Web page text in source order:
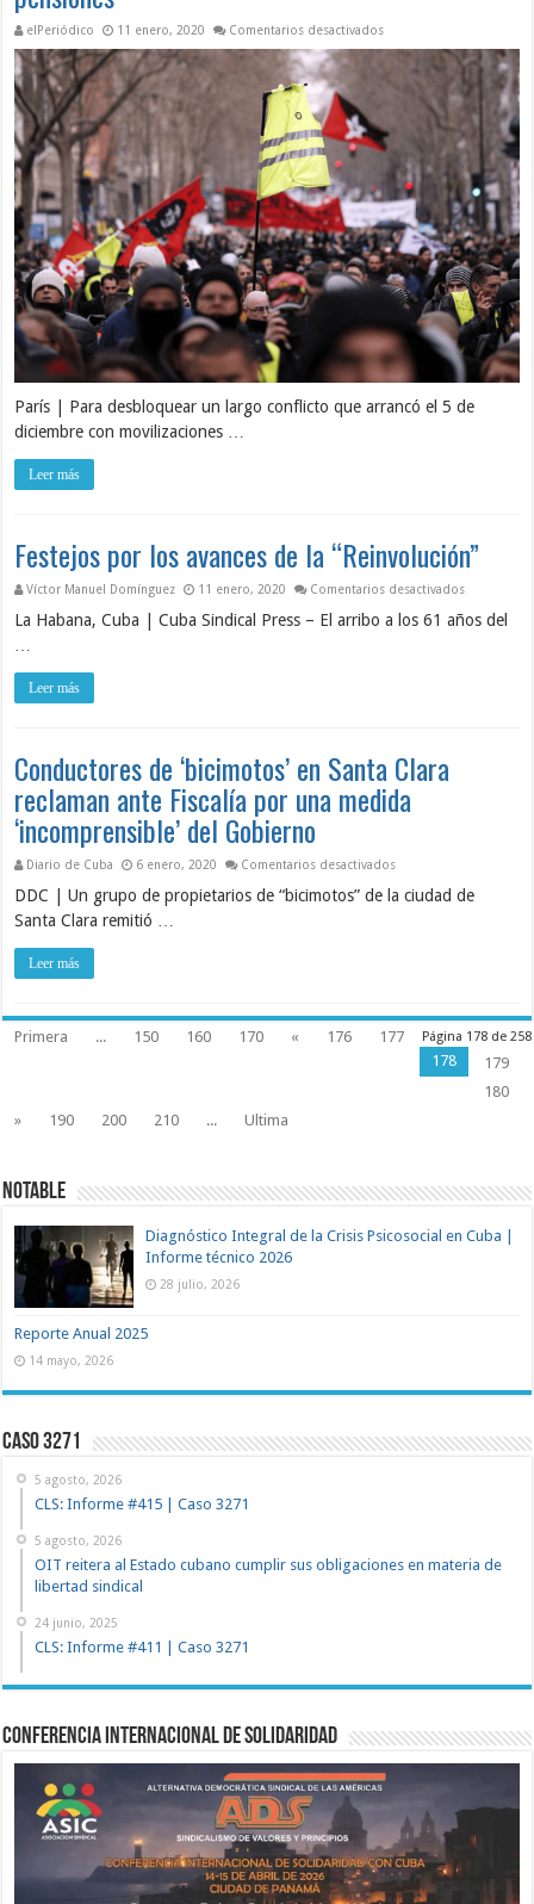
elPeriódico 11 enero, 2020 Comentarios desactivadosen El Gobierno francés
París | Para desbloquear un largo conflicto que arrancó el 5 de
diciembre con movilizaciones …
Leer más
Festejos por los avances de la “Reinvolución”
Víctor Manuel Domínguez 11 enero, 2020 Comentarios desactivadosen Festejos
La Habana, Cuba | Cuba Sindical Press – El arribo a los 61 años del
Leer más
Conductores de ‘bicimotos’ en Santa Clara
reclaman ante Fiscalía por una medida
‘incomprensible’ del Gobierno
Diario de Cuba 6 enero, 2020 Comentarios desactivadosen Conductores de
DDC | Un grupo de propietarios de “bicimotos” de la ciudad de
Santa Clara remitió …
Leer más
Página 178 de 258
Primera ... 150 160 170 « 176
177
178
179
180
»
190 200 210 ... Ultima
NOTABLE
Diagnóstico Integral de la Crisis Psicosocial en Cuba |
Informe técnico 2026
28 julio, 2026
Reporte Anual 2025
14 mayo, 2026
Caso 3271
5 agosto, 2026
CLS: Informe #415 | Caso 3271
5 agosto, 2026
OIT reitera al Estado cubano cumplir sus obligaciones en materia de
libertad sindical
24 junio, 2025
CLS: Informe #411 | Caso 3271
Conferencia Internacional de Solidaridad